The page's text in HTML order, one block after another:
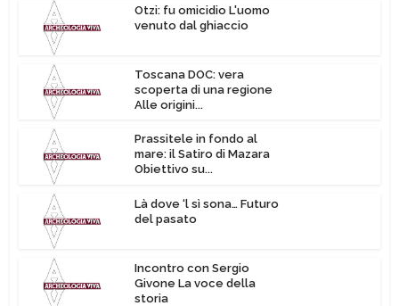
Otzi: fu omicidio L'uomo
venuto dal ghiaccio
Toscana DOC: vera
scoperta di una regione
Alle origini...
Prassitele in fondo al
mare: il Satiro di Mazara
Obiettivo su...
Là dove ‘l sì sona… Futuro
del pasato
Incontro con Sergio
Givone La voce della
storia